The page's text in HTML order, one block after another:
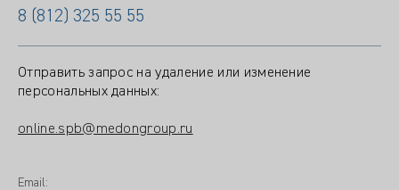
8 (812) 325 55 55
Отправить запрос на удаление или изменение
персональных данных:
online.spb@medongroup.ru
Email: